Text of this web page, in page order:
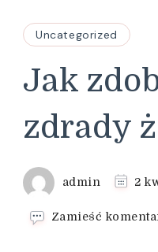
Uncategorized
Jak
zdrady
admin 2
Zamieść